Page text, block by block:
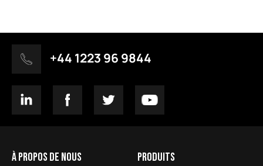
+44 1223 96 9844
À PROPOS DE NOUS PRODUITS